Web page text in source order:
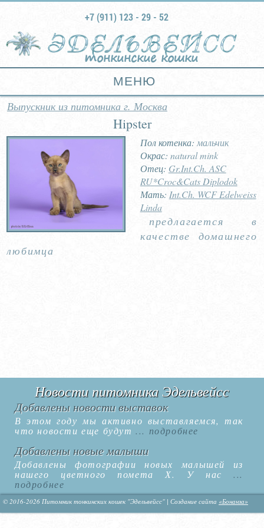
тонкинские кошки
+7 (911) 123 - 29 - 52
МЕНЮ
Выпускник из питомника г. Москва
Hipster
Пол котенка:мальчик
Окрас: natural mink
Отец: Gr.Int.Ch. ASC
RU*Croc&Cats Diplodok
Мать: Int.Ch. WCF Edelweiss
Linda
предлагается в
качестве домашнего
любимца
Новости питомника Эдельвейсс
Добавлены новости выставок
В этом году мы активно выставляемся, так
что новости еще будут ... подробнее
Добавлены новые малыши
Добавлены фотографии новых малышей из
нашего цветного помета Х. У нас ...
подробнее
© 2016-2026 Питомник тонкинских кошек "Эдельвейсс" | Создание сайта «Бонанза»